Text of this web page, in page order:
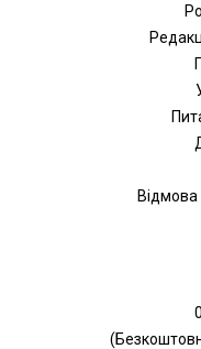
Відмова